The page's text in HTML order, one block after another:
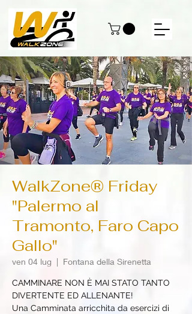
WalkZone® Friday
"Palermo al
Tramonto, Faro Capo
Gallo"
ven 04 lug
  |
Fontana della Sirenetta
CAMMINARE NON È MAI STATO TANTO
DIVERTENTE ED ALLENANTE!
Una Camminata arricchita da esercizi di